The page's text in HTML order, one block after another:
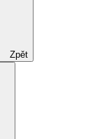
Zpět